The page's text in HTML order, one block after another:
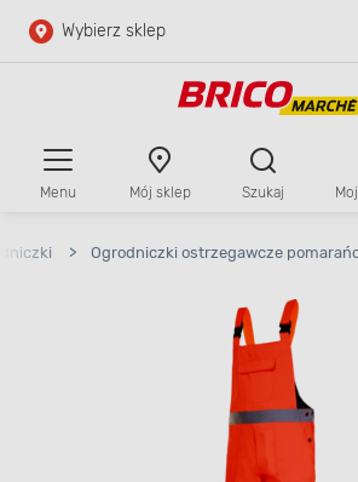
Przejdź do głównej zawartości
Wybierz sklep
Menu Mój sklep Szukaj
> Ogrodniczki ostrzegawcze